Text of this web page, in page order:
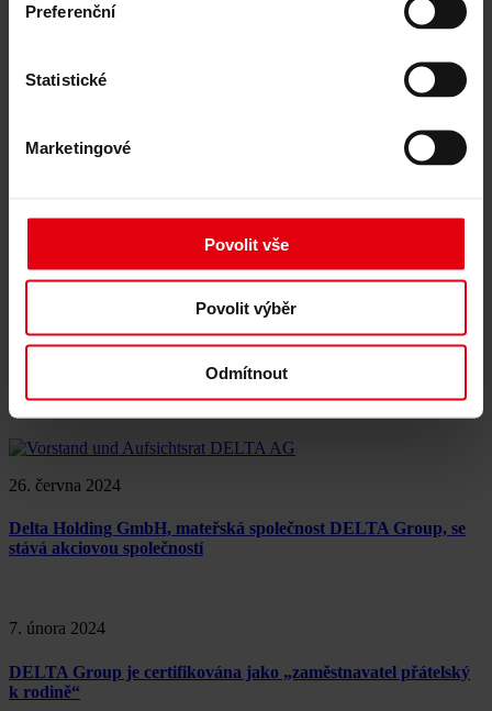
Preferenční
Statistické
Marketingové
Povolit vše
Povolit výběr
Odmítnout
Management výběrového řízení a zadávání
Poradenství
Monitorování a kontrola staveb
CDE platformy
O nás
Kontakty
DELTA Group
26. června 2024
Delta Holding GmbH, mateřská společnost DELTA Group, se
stává akciovou společností
7. února 2024
DELTA Group je certifikována jako „zaměstnavatel přátelský
k rodině“